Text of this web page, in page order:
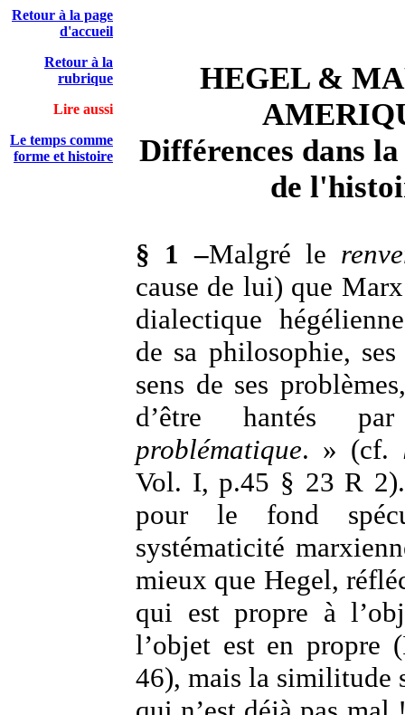
Retour à la page
d'accueil
Retour à la
rubrique
Lire aussi
Le temps comme
forme et histoire
HEGEL &
Différences dans
de
§ 1 –Malgré le
cause de lui) que
dialectique
de sa philosophie,
sens de ses
d’être hantés
problématique. » (cf.
Vol. I, p.45 § 23 R
pour le fond
systématicité
mieux que Hegel,
qui est propre à
l’objet est en propre
46), mais la similitude